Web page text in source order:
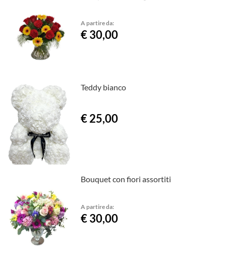
A partire da:
€ 30,00
Teddy bianco
€ 25,00
Bouquet con fiori assortiti
A partire da:
€ 30,00